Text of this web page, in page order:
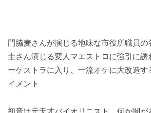
門脇麦さんが演じる地味な市役所職員の
圭さん演じる変人マエストロに強引に誘
ーケストラに入り、一流オケに大改造す
イメント
初音は元天才バイオリニスト、何か闇が